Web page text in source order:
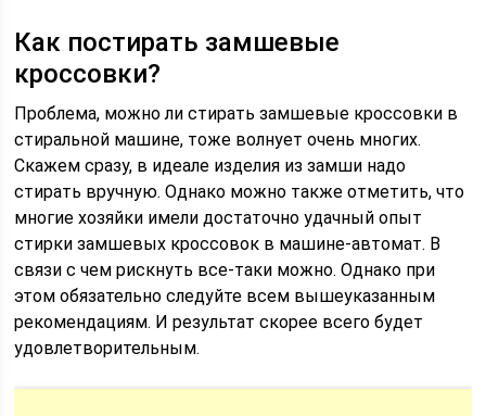
Как постирать замшевые
кроссовки?
Проблема, можно ли стирать замшевые кроссовки в
стиральной машине, тоже волнует очень многих.
Скажем сразу, в идеале изделия из замши надо
стирать вручную. Однако можно также отметить, что
многие хозяйки имели достаточно удачный опыт
стирки замшевых кроссовок в машине-автомат. В
связи с чем рискнуть все-таки можно. Однако при
этом обязательно следуйте всем вышеуказанным
рекомендациям. И результат скорее всего будет
удовлетворительным.